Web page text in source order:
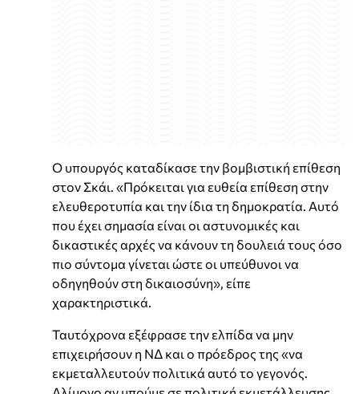
Ο υπουργός καταδίκασε την βομβιστική επίθεση
στον Σκάι. «Πρόκειται για ευθεία επίθεση στην
ελευθεροτυπία και την ίδια τη δημοκρατία. Αυτό
που έχει σημασία είναι οι αστυνομικές και
δικαστικές αρχές να κάνουν τη δουλειά τους όσο
πιο σύντομα γίνεται ώστε οι υπεύθυνοι να
οδηγηθούν στη δικαιοσύνη», είπε
χαρακτηριστικά.
Ταυτόχρονα εξέφρασε την ελπίδα να μην
επιχειρήσουν η ΝΔ και ο πρόεδρος της «να
εκμεταλλευτούν πολιτικά αυτό το γεγονός.